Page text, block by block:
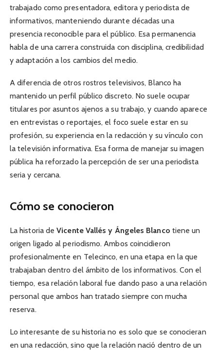
trabajado como presentadora, editora y periodista de
informativos, manteniendo durante décadas una
presencia reconocible para el público. Esa permanencia
habla de una carrera construida con disciplina, credibilidad
y adaptación a los cambios del medio.
A diferencia de otros rostros televisivos, Blanco ha
mantenido un perfil público discreto. No suele ocupar
titulares por asuntos ajenos a su trabajo, y cuando aparece
en entrevistas o reportajes, el foco suele estar en su
profesión, su experiencia en la redacción y su vínculo con
la televisión informativa. Esa forma de manejar su imagen
pública ha reforzado la percepción de ser una periodista
seria y cercana.
Cómo se conocieron
La historia deVicente Vallés y Ángeles Blanco tiene un
origen ligado al periodismo. Ambos coincidieron
profesionalmente en Telecinco, en una etapa en la que
trabajaban dentro del ámbito de los informativos. Con el
tiempo, esa relación laboral fue dando paso a una relación
personal que ambos han tratado siempre con mucha
reserva.
Lo interesante de su historia no es solo que se conocieran
en una redacción, sino que la relación nació dentro de un